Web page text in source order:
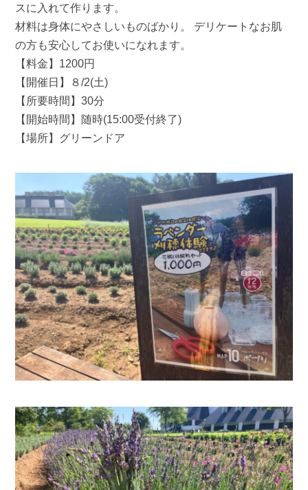
スに入れて作ります。
材料は身体にやさしいものばかり。 デリケートなお肌
の方も安心してお使いになれます。
【料金】1200円
【開催日】８/2(土)
【所要時間】30分
【開始時間】随時(15:00受付終了)
【場所】グリーンドア